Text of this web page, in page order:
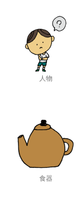
人物
食器